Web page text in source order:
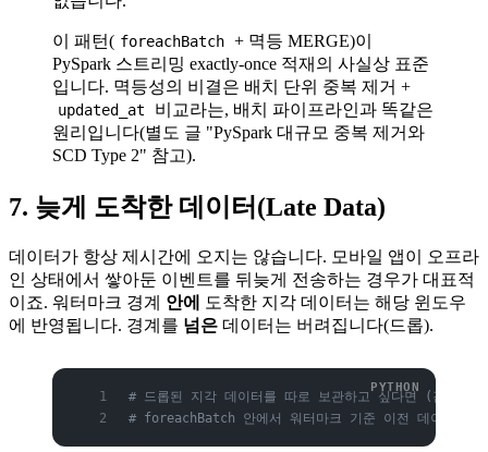
이 패턴( foreachBatch + 멱등 MERGE)이
PySpark 스트리밍 exactly-once 적재의 사실상 표준
입니다. 멱등성의 비결은 배치 단위 중복 제거 +
updated_at
비교라는, 배치 파이프라인과 똑같은
원리입니다(별도 글 "PySpark 대규모 중복 제거와
SCD Type 2" 참고).
7. 늦게 도착한 데이터(Late Data)
데이터가 항상 제시간에 오지는 않습니다. 모바일 앱이 오프라
인 상태에서 쌓아둔 이벤트를 뒤늦게 전송하는 경우가 대표적
이죠. 워터마크 경계 안에
도착한 지각 데이터는 해당 윈도우
에 반영됩니다. 경계를 넘은 데이터는 버려집니다(드롭).
# 드롭된 지각 데이터를 따로 보관하고 싶다면 (감사·재
# foreachBatch 안에서 워터마크 기준 이전 데이터를